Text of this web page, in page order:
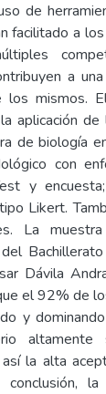
de
facilitado a
a
los mismos.
aplicación
de biología
con
y
Likert.
La
Dávila
el 92% de
y
altamente
la alta
conclusión,